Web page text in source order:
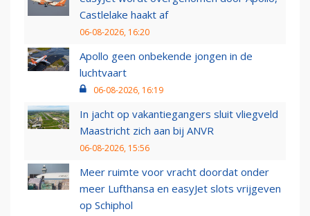
Castlelake haakt af
06-08-2026, 16:20
Apollo geen onbekende jongen in de
luchtvaart
06-08-2026, 16:19
In jacht op vakantiegangers sluit vliegveld
Maastricht zich aan bij ANVR
06-08-2026, 15:56
Meer ruimte voor vracht doordat onder
meer Lufthansa en easyJet slots vrijgeven
op Schiphol